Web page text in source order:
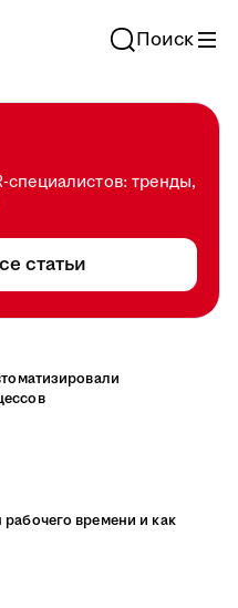
Поиск
специалистов: тренды,
статьи
времени и как